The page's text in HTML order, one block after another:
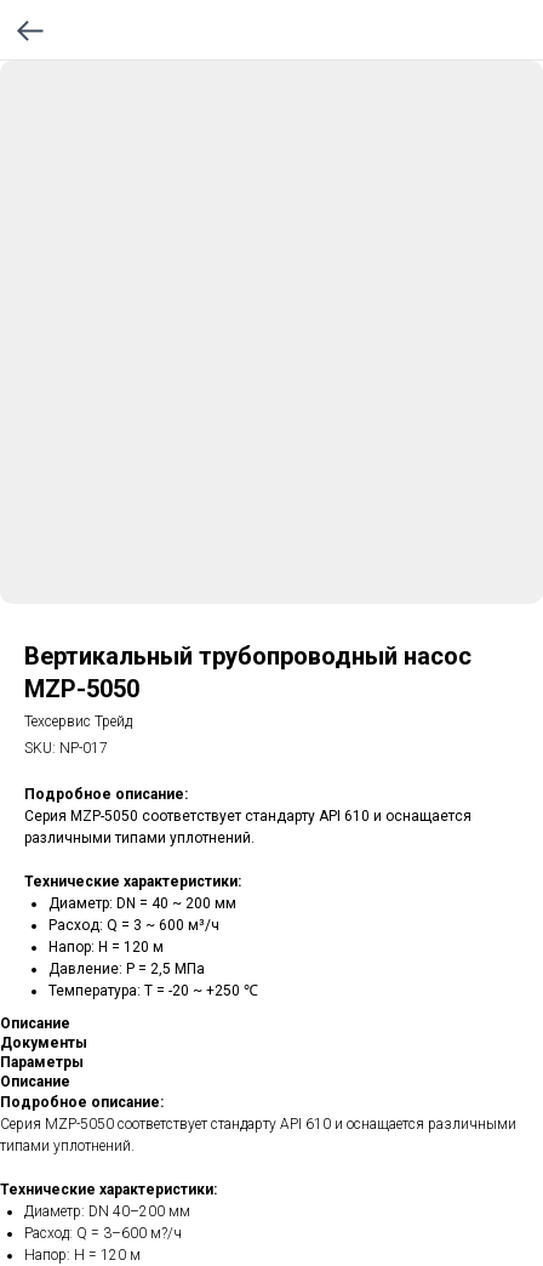
Вертикальный трубопроводный насос
MZP-5050
Техсервис Трейд
SKU: NP-017
Подробное описание:
Серия MZP-5050 соответствует стандарту API 610 и оснащается
различными типами уплотнений.
Технические характеристики:
Диаметр: DN = 40 ~ 200 мм
Расход: Q = 3 ~ 600 м³/ч
Напор: H = 120 м
Давление: P = 2,5 МПа
Температура: T = -20 ~ +250 ℃
Описание
Документы
Параметры
Описание
Подробное описание:
Серия MZP-5050 соответствует стандарту API 610 и оснащается различными
типами уплотнений.
Технические характеристики:
Диаметр: DN 40–200 мм
Расход: Q = 3–600 м?/ч
Напор: H = 120 м